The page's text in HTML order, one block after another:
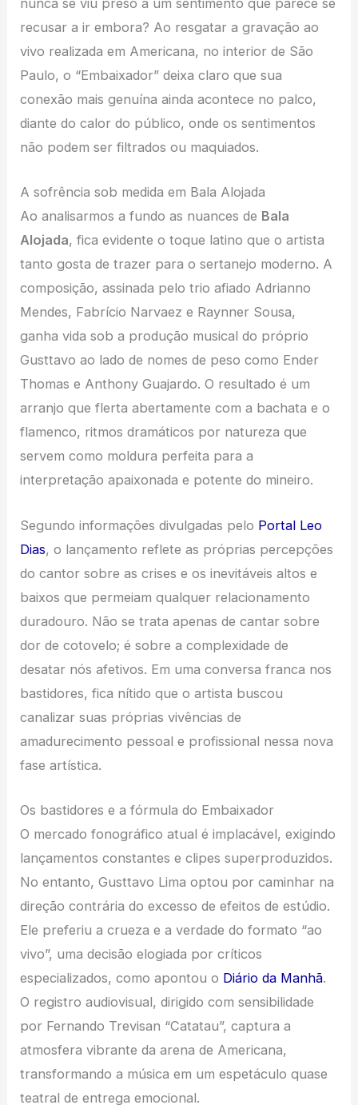
nunca se viu preso a um sentimento que parece se
recusar a ir embora? Ao resgatar a gravação ao
vivo realizada em Americana, no interior de São
Paulo, o “Embaixador” deixa claro que sua
conexão mais genuína ainda acontece no palco,
diante do calor do público, onde os sentimentos
não podem ser filtrados ou maquiados.
A sofrência sob medida em Bala Alojada
Ao analisarmos a fundo as nuances de Bala
Alojada, fica evidente o toque latino que o artista
tanto gosta de trazer para o sertanejo moderno. A
composição, assinada pelo trio afiado Adrianno
Mendes, Fabrício Narvaez e Raynner Sousa,
ganha vida sob a produção musical do próprio
Gusttavo ao lado de nomes de peso como Ender
Thomas e Anthony Guajardo. O resultado é um
arranjo que flerta abertamente com a bachata e o
flamenco, ritmos dramáticos por natureza que
servem como moldura perfeita para a
interpretação apaixonada e potente do mineiro.
Segundo informações divulgadas pelo Portal Leo
Dias, o lançamento reflete as próprias percepções
do cantor sobre as crises e os inevitáveis altos e
baixos que permeiam qualquer relacionamento
duradouro. Não se trata apenas de cantar sobre
dor de cotovelo; é sobre a complexidade de
desatar nós afetivos. Em uma conversa franca nos
bastidores, fica nítido que o artista buscou
canalizar suas próprias vivências de
amadurecimento pessoal e profissional nessa nova
fase artística.
Os bastidores e a fórmula do Embaixador
O mercado fonográfico atual é implacável, exigindo
lançamentos constantes e clipes superproduzidos.
No entanto, Gusttavo Lima optou por caminhar na
direção contrária do excesso de efeitos de estúdio.
Ele preferiu a crueza e a verdade do formato “ao
vivo”, uma decisão elogiada por críticos
especializados, como apontou o Diário da Manhã.
O registro audiovisual, dirigido com sensibilidade
por Fernando Trevisan “Catatau”, captura a
atmosfera vibrante da arena de Americana,
transformando a música em um espetáculo quase
teatral de entrega emocional.